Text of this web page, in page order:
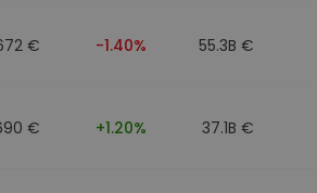
€ -1.40% 55.3B €
€ +1.20% 37.1B €